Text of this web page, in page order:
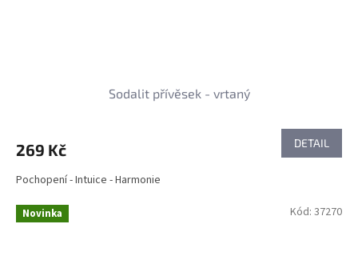
Sodalit přívěsek - vrtaný
269 Kč DETAIL
Pochopení - Intuice - Harmonie
Novinka Kód: 37270